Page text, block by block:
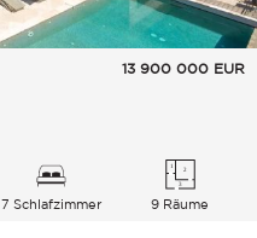
13 900 000 EUR
7 Schlafzimmer 9 Räume